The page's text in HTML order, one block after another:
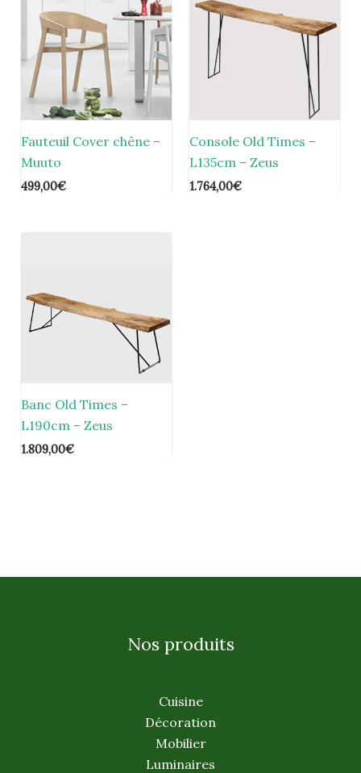
Fauteuil Cover chêne –
Muuto
499,00€
Console Old Times –
L135cm – Zeus
1.764,00€
Banc Old Times –
L190cm – Zeus
1.809,00€
Nos produits
Cuisine
Décoration
Mobilier
Luminaires